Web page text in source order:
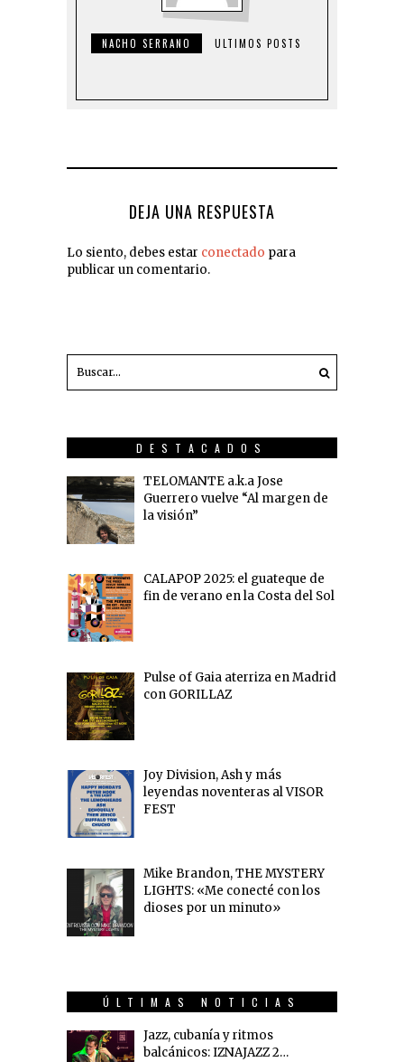
NACHO SERRANO ULTIMOS POSTS
DEJA UNA RESPUESTA
Lo siento, debes estar conectado para
publicar un comentario.
DESTACADOS
TELOMANTE a.k.a Jose
Guerrero vuelve “Al margen de
la visión”
CALAPOP 2025: el guateque de
fin de verano en la Costa del Sol
Pulse of Gaia aterriza en Madrid
con GORILLAZ
Joy Division, Ash y más
leyendas noventeras al VISOR
FEST
Mike Brandon, THE MYSTERY
LIGHTS: «Me conecté con los
dioses por un minuto»
ÚLTIMAS NOTICIAS
Jazz, cubanía y ritmos
balcánicos: IZNAJAZZ 2…